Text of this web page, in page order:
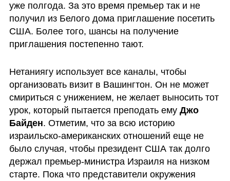
уже полгода. За это время премьер так и не
получил из Белого дома приглашение посетить
США. Более того, шансы на получение
приглашения постепенно тают.
Нетаниягу использует все каналы, чтобы
организовать визит в Вашингтон. Он не может
смириться с унижением, не желает выносить тот
урок, который пытается преподать ему Джо
Байден. Отметим, что за всю историю
израильско-американских отношений еще не
было случая, чтобы президент США так долго
держал премьер-министра Израиля на низком
старте. Пока что представители окружения